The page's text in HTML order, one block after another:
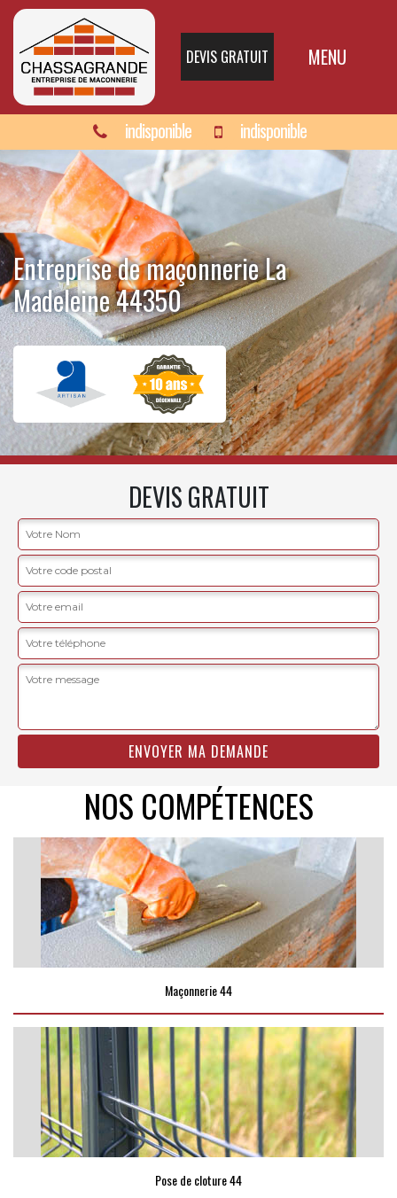
DEVIS GRATUIT MENU
indisponible indisponible
Entreprise de maçonnerie La
Madeleine 44350
DEVIS GRATUIT
NOS COMPÉTENCES
Maçonnerie 44
Pose de cloture 44